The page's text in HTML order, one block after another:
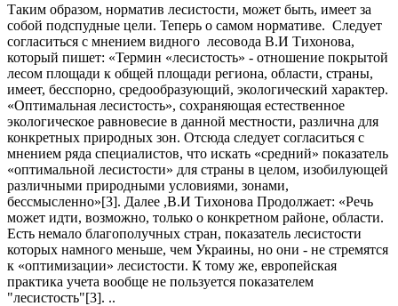
Таким образом, норматив лесистости, может быть, имеет за
собой подспудные цели. Теперь о самом нормативе. Следует
согласиться с мнением видного лесовода В.И Тихонова,
который пишет: «Термин «лесистость» - отношение покрытой
лесом площади к общей площади региона, области, страны,
имеет, бесспорно, средообразующий, экологический характер.
«Оптимальная лесистость», сохраняющая естественное
экологическое равновесие в данной местности, различна для
конкретных природных зон. Отсюда следует согласиться с
мнением ряда специалистов, что искать «средний» показатель
«оптимальной лесистости» для страны в целом, изобилующей
различными природными условиями, зонами,
бессмысленно»[3]. Далее ,В.И Тихонова Продолжает: «Речь
может идти, возможно, только о конкретном районе, области.
Есть немало благополучных стран, показатель лесистости
которых намного меньше, чем Украины, но они - не стремятся
к «оптимизации» лесистости. К тому же, европейская
практика учета вообще не пользуется показателем
"лесистость"[3]. ..